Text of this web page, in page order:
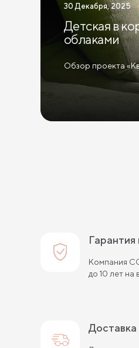
30 Декабря, 2025
Детская в
облаками
Обзор проекта
Компания
до 10 лет
Доставка